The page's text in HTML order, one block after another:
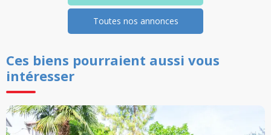
Toutes nos annonces
Ces biens pourraient aussi vous
intéresser